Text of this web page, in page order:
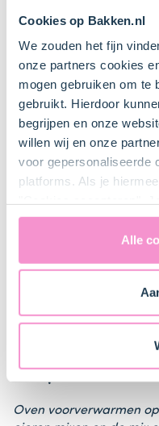
Cookies op Bakken.nl
We zouden het fijn
onze partners cookies
mogen gebruiken om te
gebruikt. Hierdoor
begrijpen en onze
willen wij en onze
voor gepersonaliseerde
platforms. Als je
uitdrukkelijk een
Verenigde Staten in de
ons
naar technology
Staten. Je kunt op elk
Alle
2x 500ml verse slagroom
Keukenspullen
springvorm 28 cm
mixer (op standaard)
spuitzak, pannelikker
Stap: 1
Oven voorverwarmen